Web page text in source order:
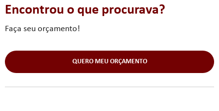
Encontrou o que procurava?
Faça seu orçamento!
QUERO MEU ORÇAMENTO